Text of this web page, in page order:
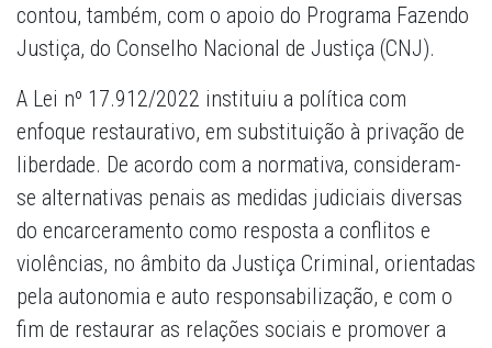
contou, também, com o apoio do Programa Fazendo
Justiça, do Conselho Nacional de Justiça (CNJ).
A Lei nº 17.912/2022 instituiu a política com
enfoque restaurativo, em substituição à privação de
liberdade. De acordo com a normativa, consideram-
se alternativas penais as medidas judiciais diversas
do encarceramento como resposta a conflitos e
violências, no âmbito da Justiça Criminal, orientadas
pela autonomia e auto responsabilização, e com o
fim de restaurar as relações sociais e promover a